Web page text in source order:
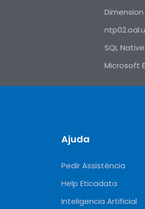
Dimension
SQL
Microsoft
Ajuda
Pedir Assistência
Help Eticadata
Inteligencia Artificial